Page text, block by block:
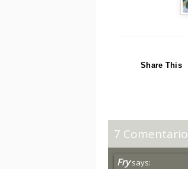
Share This
7
Fry says: